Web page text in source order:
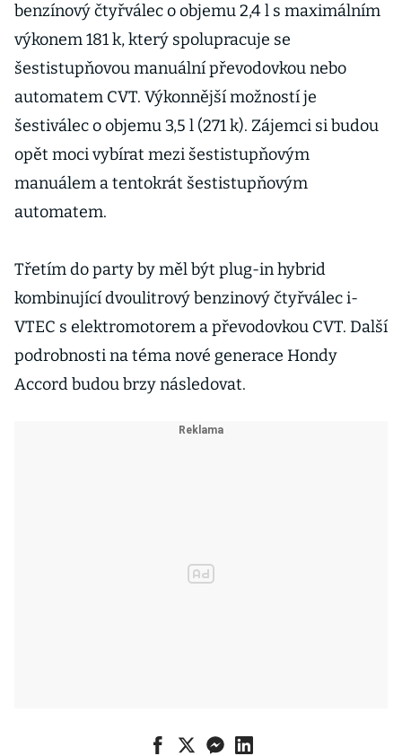
benzínový čtyřválec o objemu 2,4 l s maximálním
výkonem 181 k, který spolupracuje se
šestistupňovou manuální převodovkou nebo
automatem CVT. Výkonnější možností je
šestiválec o objemu 3,5 l (271 k). Zájemci si budou
opět moci vybírat mezi šestistupňovým
manuálem a tentokrát šestistupňovým
automatem.
Třetím do party by měl být plug-in hybrid
kombinující dvoulitrový benzinový čtyřválec i-
VTEC s elektromotorem a převodovkou CVT. Další
podrobnosti na téma nové generace Hondy
Accord budou brzy následovat.